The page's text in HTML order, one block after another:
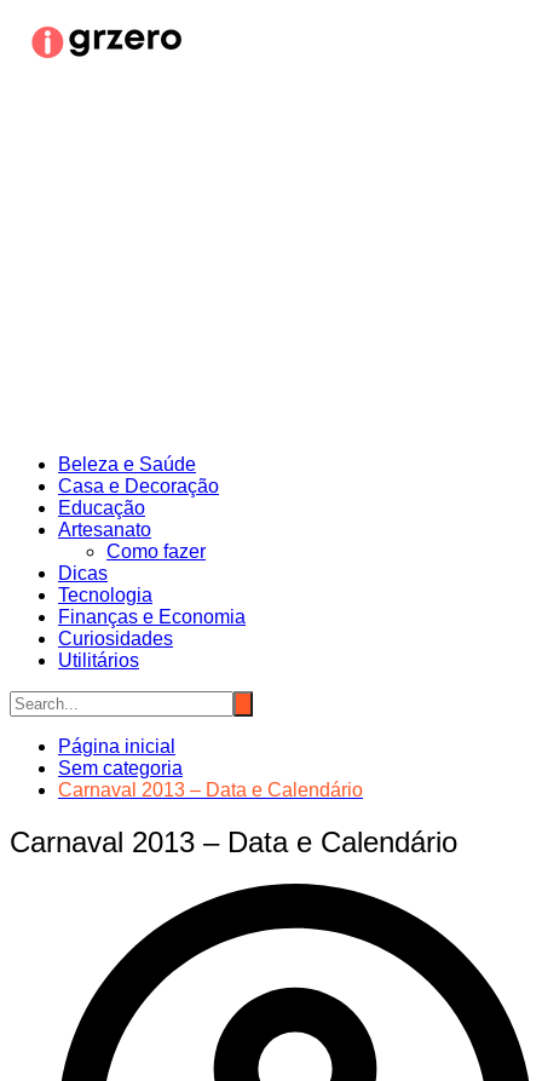
para
Beleza e Saúde
Casa e Decoração
Educação
Artesanato
Como fazer
Dicas
Tecnologia
Finanças e Economia
Curiosidades
Utilitários
Página inicial
Sem categoria
Carnaval 2013 – Data e Calendário
Carnaval 2013 – Data e Calendário